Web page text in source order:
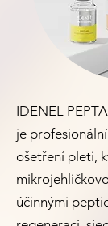
IDENEL
je
ošetření pleti,
účinnými